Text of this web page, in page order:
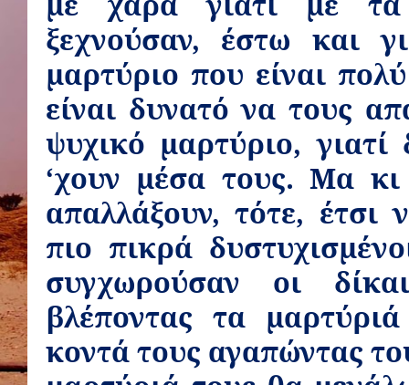
ξεχνούσαν, έστω και
μαρτύριο που είναι
είναι δυνατό να τους
ψυχικό μαρτύριο,
‘χουν μέσα τους. Μα
απαλλάξουν, τότε, έτσι
πιο πικρά
συγχωρούσαν οι
βλέποντας τα
κοντά τους αγαπώντας